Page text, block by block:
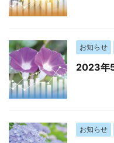
お知らせ
2023年
お知らせ